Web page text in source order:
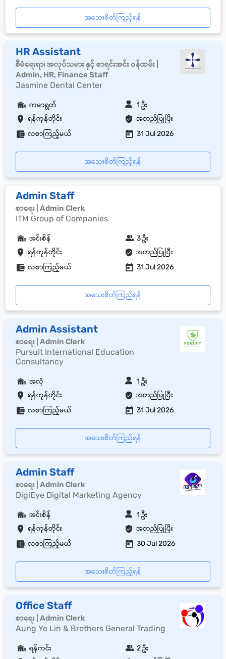
အသေးစိတ်ကြည့်ရန်
HR Assistant
စီမံရေးရာ၊ အလုပ်သမား နှင့် စာရင်းအင်း ၀န်ထမ်း |
Admin, HR, Finance Staff
Jasmine Dental Center
ရန်ကုန်တိုင်း အတည်ပြုပြီး
ကမာရွတ် 1 ဦး
လစာကြည့်မယ် 31 Jul 2026
အသေးစိတ်ကြည့်ရန်
Admin Staff
စာရေး | Admin Clerk
ITM Group of Companies
ရန်ကုန်တိုင်း အတည်ပြုပြီး
အင်းစိန် 3 ဦး
လစာကြည့်မယ် 31 Jul 2026
အသေးစိတ်ကြည့်ရန်
Admin Assistant
စာရေး | Admin Clerk
Pursuit International Education
Consultancy
ရန်ကုန်တိုင်း အတည်ပြုပြီး
အလုံ 1 ဦး
လစာကြည့်မယ် 31 Jul 2026
အသေးစိတ်ကြည့်ရန်
Admin Staff
စာရေး | Admin Clerk
DigiEye Digital Marketing Agency
ရန်ကုန်တိုင်း အတည်ပြုပြီး
အင်းစိန် 1 ဦး
လစာကြည့်မယ် 30 Jul 2026
အသေးစိတ်ကြည့်ရန်
Office Staff
စာရေး | Admin Clerk
Aung Ye Lin & Brothers General Trading
ရန်ကင်း 2 ဦး